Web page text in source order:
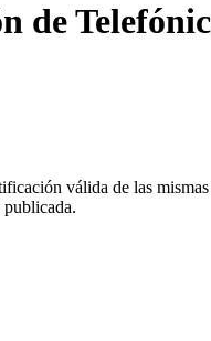
de
válida de las